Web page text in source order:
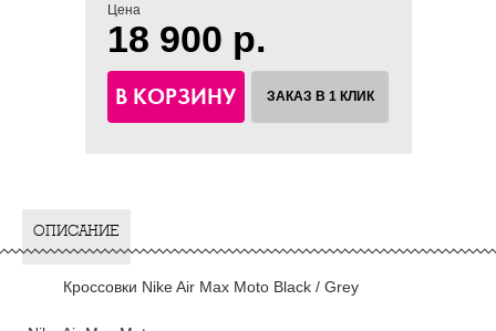
Цена
18 900 р.
В КОРЗИНУ ЗАКАЗ В 1 КЛИК
ОПИСАНИЕ
Кроссовки Nike Air Max Moto Black / Grey